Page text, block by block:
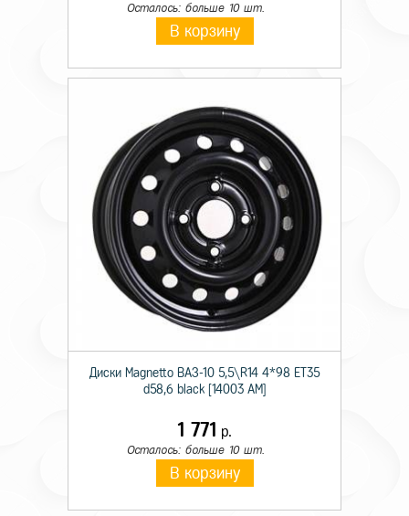
Осталось: больше 10 шт.
В корзину
Диски Magnetto ВАЗ-10 5,5\R14 4*98 ET35
d58,6 black [14003 AM]
1 771 р.
Осталось: больше 10 шт.
В корзину